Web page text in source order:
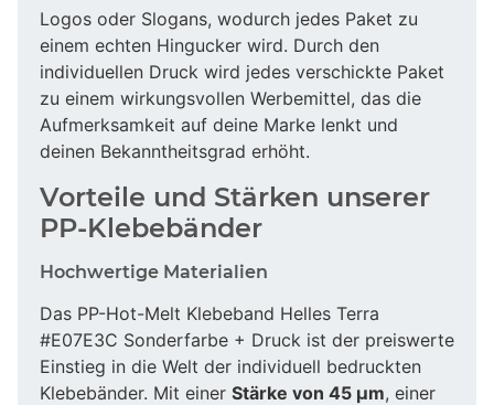
Logos oder Slogans, wodurch jedes Paket zu
einem echten Hingucker wird. Durch den
individuellen Druck wird jedes verschickte Paket
zu einem wirkungsvollen Werbemittel, das die
Aufmerksamkeit auf deine Marke lenkt und
deinen Bekanntheitsgrad erhöht.
Vorteile und Stärken unserer
PP-Klebebänder
Hochwertige Materialien
Das PP-Hot-Melt Klebeband Helles Terra
#E07E3C Sonderfarbe + Druck ist der preiswerte
Einstieg in die Welt der individuell bedruckten
Klebebänder. Mit einer Stärke von 45 µm, einer